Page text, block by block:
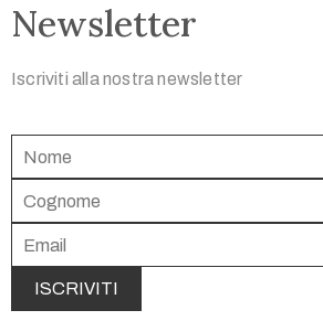
Newsletter
Iscriviti alla nostra newsletter